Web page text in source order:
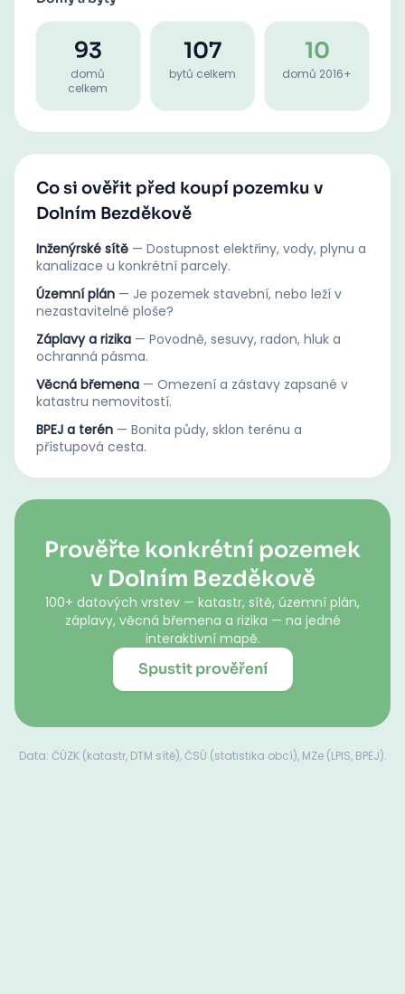
93
domů
celkem
107
bytů celkem
10
domů 2016+
Co si ověřit před koupí pozemku v
Dolním Bezděkově
Inženýrské sítě — Dostupnost elektřiny, vody, plynu a
kanalizace u konkrétní parcely.
Územní plán — Je pozemek stavební, nebo leží v
nezastavitelné ploše?
Záplavy a rizika — Povodně, sesuvy, radon, hluk a
ochranná pásma.
Věcná břemena — Omezení a zástavy zapsané v
katastru nemovitostí.
BPEJ a terén — Bonita půdy, sklon terénu a
přístupová cesta.
Prověřte konkrétní pozemek
v Dolním Bezděkově
100+ datových vrstev — katastr, sítě, územní plán,
záplavy, věcná břemena a rizika — na jedné
interaktivní mapě.
Spustit prověření
Data: ČÚZK (katastr, DTM sítě), ČSÚ (statistika obcí), MZe (LPIS, BPEJ).